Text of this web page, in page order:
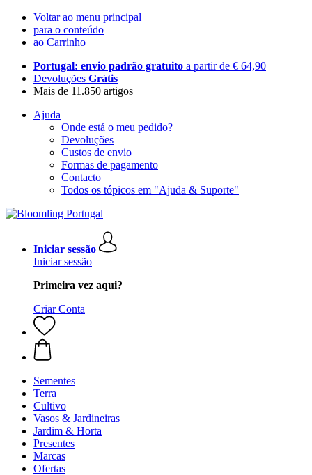
Voltar ao menu principal
para o conteúdo
ao Carrinho
Portugal: envio padrão gratuito a partir de € 64,90
Devoluções Grátis
Mais de 11.850 artigos
Ajuda
Onde está o meu pedido?
Devoluções
Custos de envio
Formas de pagamento
Contacto
Todos os tópicos em "Ajuda & Suporte"
Iniciar sessão
Iniciar sessão
Primeira vez aqui?
Criar Conta
Sementes
Terra
Cultivo
Vasos & Jardineiras
Jardim & Horta
Presentes
Marcas
Ofertas